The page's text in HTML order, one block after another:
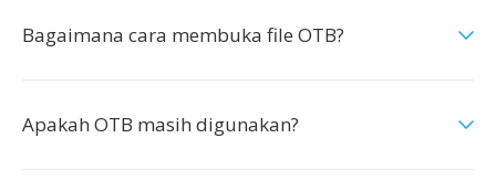
Bagaimana cara membuka file OTB?
Apakah OTB masih digunakan?